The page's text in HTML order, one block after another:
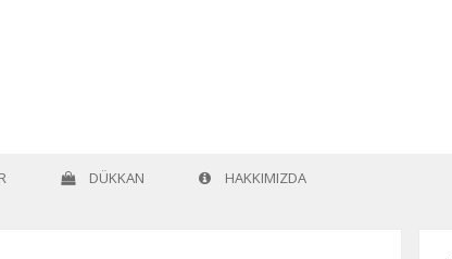
DÜKKAN HAKKIMIZDA